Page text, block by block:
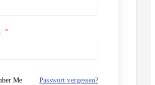
*
Me Passwort vergessen?